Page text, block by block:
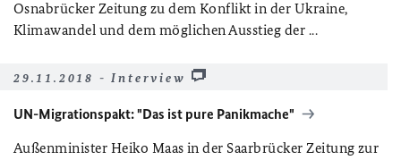
Osnabrücker Zeitung zu dem Konflikt in der Ukraine,
Klimawandel und dem möglichen Ausstieg der ...
29.11.2018 - Interview
UN-Migrationspakt: "Das ist pure Panikmache"
Außenminister Heiko Maas in der Saarbrücker Zeitung zur